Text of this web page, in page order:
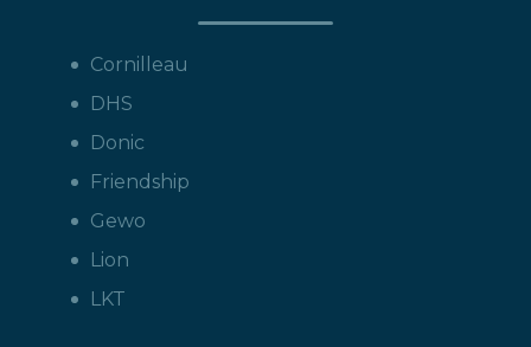
Cornilleau
DHS
Donic
Friendship
Gewo
Lion
LKT